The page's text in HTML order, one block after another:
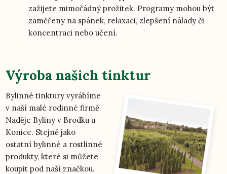
zažijete mimořádný prožitek. Programy mohou být
zaměřeny na spánek, relaxaci, zlepšení nálady či
koncentraci nebo učení.
Výroba našich tinktur
Bylinné tinktury vyrábíme
v naší malé rodinné firmě
Naděje Byliny v Brodku u
Konice. Stejně jako
ostatní bylinné a rostlinné
produkty, které si můžete
koupit pod naší značkou.